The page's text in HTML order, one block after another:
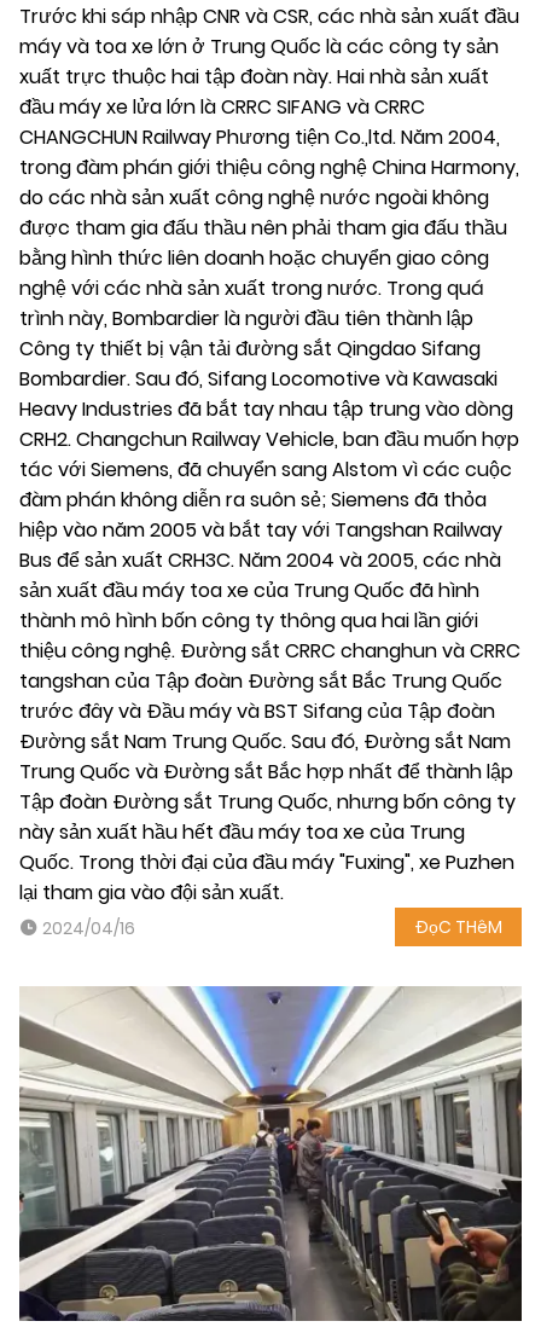
Trước khi sáp nhập CNR và CSR, các nhà sản xuất đầu
máy và toa xe lớn ở Trung Quốc là các công ty sản
xuất trực thuộc hai tập đoàn này. Hai nhà sản xuất
đầu máy xe lửa lớn là CRRC SIFANG và CRRC
CHANGCHUN Railway Phương tiện Co.,ltd. Năm 2004,
trong đàm phán giới thiệu công nghệ China Harmony,
do các nhà sản xuất công nghệ nước ngoài không
được tham gia đấu thầu nên phải tham gia đấu thầu
bằng hình thức liên doanh hoặc chuyển giao công
nghệ với các nhà sản xuất trong nước. Trong quá
trình này, Bombardier là người đầu tiên thành lập
Công ty thiết bị vận tải đường sắt Qingdao Sifang
Bombardier. Sau đó, Sifang Locomotive và Kawasaki
Heavy Industries đã bắt tay nhau tập trung vào dòng
CRH2. Changchun Railway Vehicle, ban đầu muốn hợp
tác với Siemens, đã chuyển sang Alstom vì các cuộc
đàm phán không diễn ra suôn sẻ; Siemens đã thỏa
hiệp vào năm 2005 và bắt tay với Tangshan Railway
Bus để sản xuất CRH3C. Năm 2004 và 2005, các nhà
sản xuất đầu máy toa xe của Trung Quốc đã hình
thành mô hình bốn công ty thông qua hai lần giới
thiệu công nghệ. Đường sắt CRRC changhun và CRRC
tangshan của Tập đoàn Đường sắt Bắc Trung Quốc
trước đây và Đầu máy và BST Sifang của Tập đoàn
Đường sắt Nam Trung Quốc. Sau đó, Đường sắt Nam
Trung Quốc và Đường sắt Bắc hợp nhất để thành lập
Tập đoàn Đường sắt Trung Quốc, nhưng bốn công ty
này sản xuất hầu hết đầu máy toa xe của Trung
Quốc. Trong thời đại của đầu máy "Fuxing", xe Puzhen
lại tham gia vào đội sản xuất.
2024/04/16 ĐọC THêM